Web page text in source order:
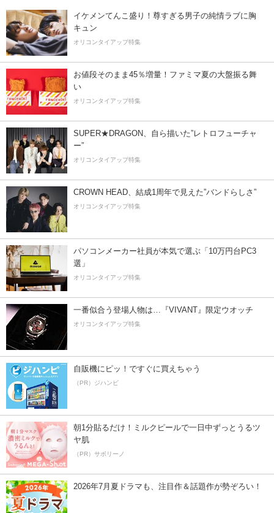
イケメンてんこ盛り！尊すぎる男子の純情ラブに胸
キュン
オリコンタイアップ特集
お値段そのまま45％増量！ファミマ夏の大盤振る舞
い
オリコンタイアップ特集
SUPER★DRAGON、自ら描いた”レトロフューチャ
ー”
オリコンタイアップ特集
CROWN HEAD、結成1周年で見えた”バンドらしさ”
オリコンタイアップ特集
パソコンメーカー社員が本気で選ぶ「10万円台PC3
選」
オリコンタイアップ特集
一番似合う登場人物は…『VIVANT』限定ウオッチ
オリコンタイアップ特集
自販機にピッ！ですぐに買えちゃう
（PR）ジハンピ
朝1分貼るだけ！ミルクピールで一日中ずっとうるツ
ヤ肌
（PR）サボリーノ
2026年7月夏ドラマも、注目作＆話題作が勢ぞろい！